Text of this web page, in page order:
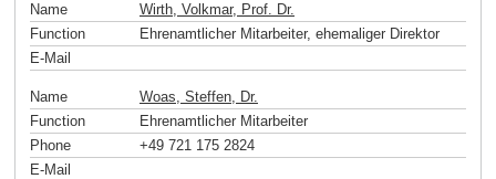
Name
Wirth, Volkmar, Prof. Dr.
Function
Ehrenamtlicher Mitarbeiter, ehemaliger Direktor
E-Mail
Name
Woas, Steffen, Dr.
Function
Ehrenamtlicher Mitarbeiter
Phone
+49 721 175 2824
E-Mail